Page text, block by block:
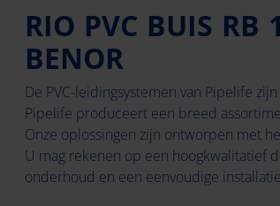
RIO PVC BUIS RB
BENOR
De PVC-leidingsystemen van Pipelife
Pipelife produceert een breed
Onze oplossingen zijn ontworpen met
U mag rekenen op een hoogkwalitatief
onderhoud en een eenvoudige